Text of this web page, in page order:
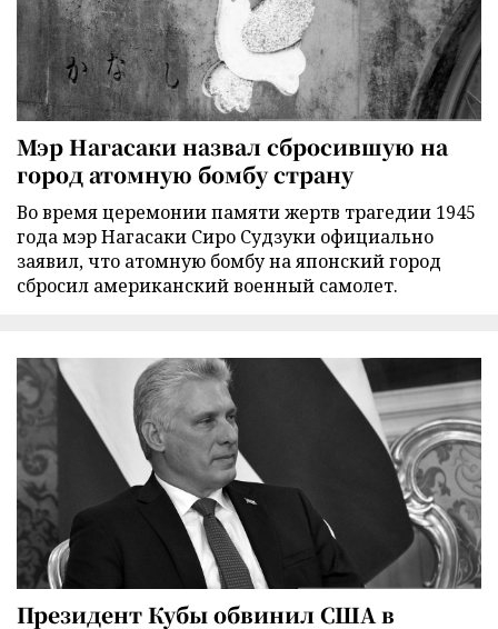
Мэр Нагасаки назвал сбросившую на
город атомную бомбу страну
Во время церемонии памяти жертв трагедии 1945
года мэр Нагасаки Сиро Судзуки официально
заявил, что атомную бомбу на японский город
сбросил американский военный самолет.
Президент Кубы обвинил США в